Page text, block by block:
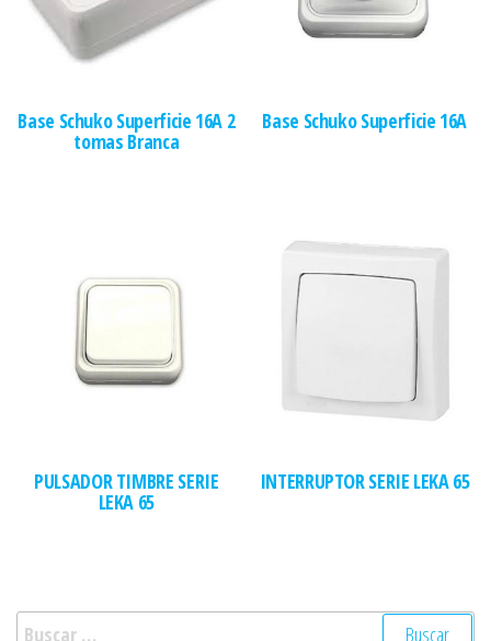
Base Schuko Superficie 16A 2
tomas Branca
Base Schuko Superficie 16A
PULSADOR TIMBRE SERIE
LEKA 65
INTERRUPTOR SERIE LEKA 65
Buscar: